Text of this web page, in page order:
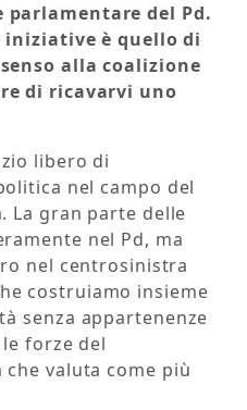
del Pd.
iniziative è quello di
alla coalizione
di ricavarvi uno
libero di
nel campo del
gran parte delle
nel Pd, ma
nel centrosinistra
costruiamo insieme
senza appartenenze
forze del
valuta come più